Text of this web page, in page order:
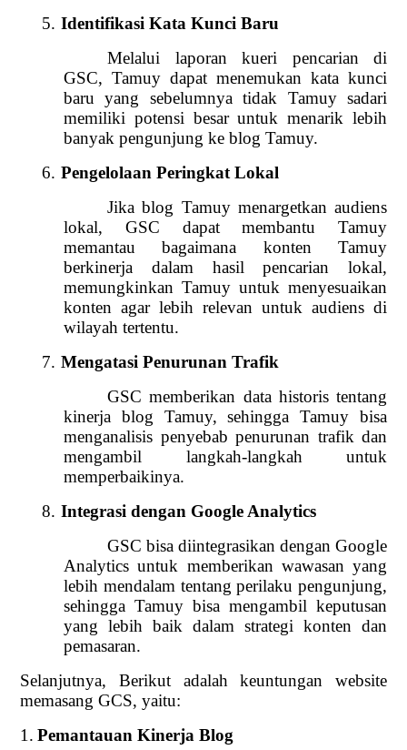
5. Identifikasi Kata Kunci Baru
Melalui laporan kueri pencarian di
GSC, Tamuy dapat menemukan kata kunci
baru yang sebelumnya tidak Tamuy sadari
memiliki potensi besar untuk menarik lebih
banyak pengunjung ke blog Tamuy.
6. Pengelolaan Peringkat Lokal
Jika blog Tamuy menargetkan audiens
lokal, GSC dapat membantu Tamuy
memantau bagaimana konten Tamuy
berkinerja dalam hasil pencarian lokal,
memungkinkan Tamuy untuk menyesuaikan
konten agar lebih relevan untuk audiens di
wilayah tertentu.
7. Mengatasi Penurunan Trafik
GSC memberikan data historis tentang
kinerja blog Tamuy, sehingga Tamuy bisa
menganalisis penyebab penurunan trafik dan
mengambil langkah-langkah untuk
memperbaikinya.
8. Integrasi dengan Google Analytics
GSC bisa diintegrasikan dengan Google
Analytics untuk memberikan wawasan yang
lebih mendalam tentang perilaku pengunjung,
sehingga Tamuy bisa mengambil keputusan
yang lebih baik dalam strategi konten dan
pemasaran.
Selanjutnya, Berikut adalah keuntungan website
memasang GCS, yaitu:
1. Pemantauan Kinerja Blog